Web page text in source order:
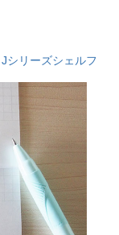
Jシリーズシェルフ